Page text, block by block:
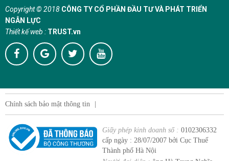
Copyright © 2018 CÔNG TY CỔ PHẦN ĐẦU TƯ VÀ PHÁT TRIỂN
NGÂN LỰC
Thiết kế web : TRUST.vn
Chính sách bảo mật thông tin
Giấy phép kinh doanh số : 0102306332
cấp ngày : 28/07/2007 bởi Cục Thuế
Thành phố Hà Nội